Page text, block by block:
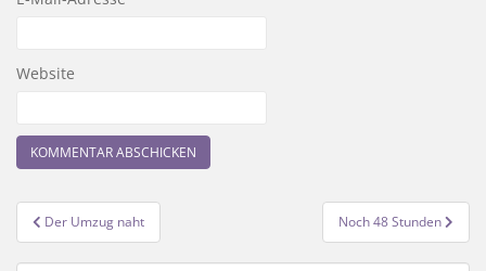
Website
Beitragsnavigation
Der Umzug naht Noch 48 Stunden